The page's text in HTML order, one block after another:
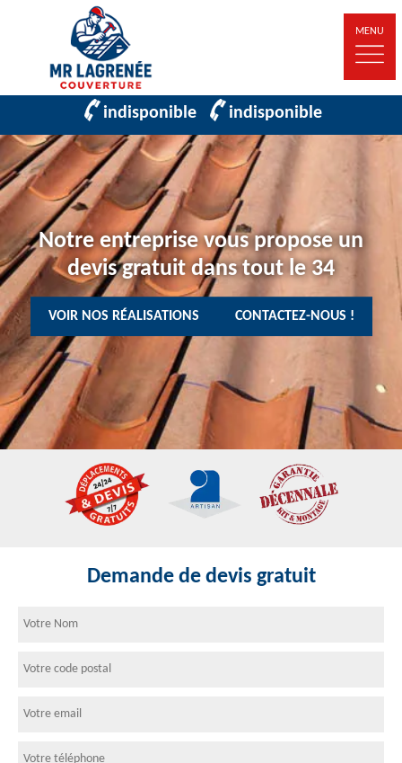
MENU
indisponible indisponible
Notre entreprise vous propose un
devis gratuit dans tout le 34
VOIR NOS RÉALISATIONS CONTACTEZ-NOUS !
Demande de devis gratuit